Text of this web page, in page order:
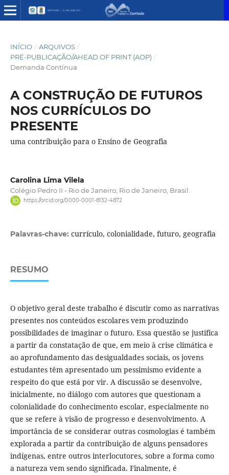
INÍCIO / ARQUIVOS /
PRÉ-PUBLICAÇÃO/AHEAD OF PRINT (AOP) /
Demanda Contínua
A CONSTRUÇÃO DE FUTUROS
NOS CURRÍCULOS DO
PRESENTE
uma contribuição para o Ensino de Geografia
Carolina Lima Vilela
Colégio Pedro II - Rio de Janeiro, Rio de Janeiro, Brasil.
https://orcid.org/0000-0001-8132-4872
Palavras-chave: currículo, colonialidade, futuro, geografia
RESUMO
O objetivo geral deste trabalho é discutir como as narrativas
presentes nos conteúdos escolares vem produzindo
possibilidades de imaginar o futuro. Essa questão se justifica
a partir da constatação de que, em meio à crise climática e
ao aprofundamento das desigualdades sociais, os jovens
estudantes têm apresentado um pessimismo evidente a
respeito do que está por vir. A discussão se desenvolve,
inicialmente, no diálogo com autores que questionam a
colonialidade do conhecimento escolar, especialmente no
que se refere à visão de progresso e desenvolvimento. A
importância de se considerar outras cosmologias é também
explorada a partir da contribuição de alguns pensadores
indígenas, entre outros interlocutores, sobre a forma como
a natureza vem sendo significada. Finalmente, é